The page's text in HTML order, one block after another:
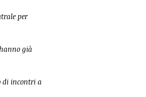
per
già
di incontri a